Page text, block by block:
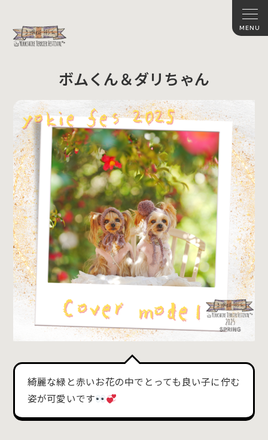
ボムくん＆ダリちゃん
綺麗な緑と赤いお花の中でとっても良い子に佇む
姿が可愛いです